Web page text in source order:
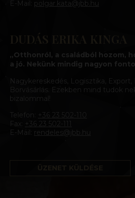
E-Mail: polgar.kata@jbb.hu
„Otthonról, a családból hozom,
a jó. Nekünk mindig nagyon
Nagykereskedés, Logisztika, Export,
Borvásárlás. Ezekben mind tudok
bizalommal!
Telefon:
+36 23 502-110
Fax:
+36 23 502-111
E-Mail: rendeles@jbb.hu